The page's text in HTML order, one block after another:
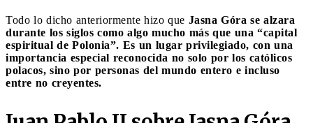
Todo lo dicho anteriormente hizo que Jasna Góra se alzara
durante los siglos como algo mucho más que una “capital
espiritual de Polonia”. Es un lugar privilegiado, con una
importancia especial reconocida no solo por los católicos
polacos, sino por personas del mundo entero e incluso
entre no creyentes.